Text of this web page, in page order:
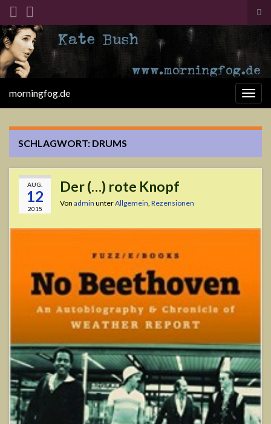
Search for:
morningfog.de
SCHLAGWORT: DRUMS
AUG.
12
2015
Der (…) rote Knopf
Von admin unterAllgemein, Rezensionen